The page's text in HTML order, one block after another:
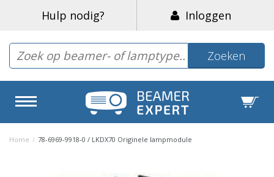
Hulp nodig? Inloggen
Zoeken
Home / 78-6969-9918-0 / LKDX70 Originele lampmodule